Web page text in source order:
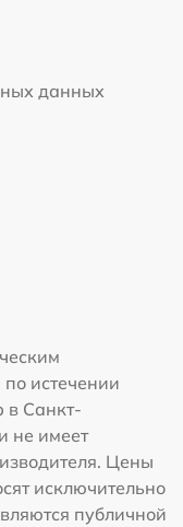
данных
истечении
в Санкт-
не имеет
Цены
исключительно
публичной